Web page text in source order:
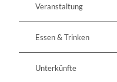
Veranstaltung
Essen & Trinken
Unterkünfte